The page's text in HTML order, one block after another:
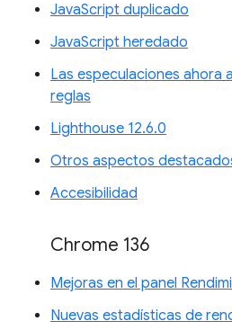
JavaScript duplicado
JavaScript heredado
Las especulaciones ahora
reglas
Lighthouse 12.6.0
Otros aspectos
Accesibilidad
Chrome 136
Mejoras en el panel
Nuevas estadísticas de